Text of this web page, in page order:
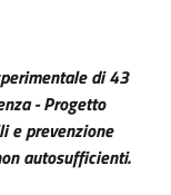
di 43
- Progetto
e prevenzione
autosufficienti.